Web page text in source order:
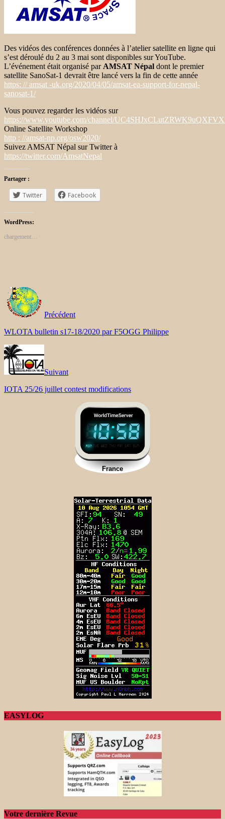
Des vidéos des conférences données à l’atelier satellite en ligne qui
s’est déroulé du 2 au 3 mai sont disponibles sur YouTube.
L’événement était organisé par AMSAT Népal dont le premier
satellite SanoSat-1 devrait être lancé vers la fin de cette année
https: // amsat -uk.org/2020/04/05/amsat-ea-support-for-nepal-
sanosat-1/
Vous pouvez regarder les vidéos sur
https://www.youtube.com/channel/
Online Satellite Workshop
http : //amsat-np.org/osw2020/
Suivez AMSAT Népal sur Twitter à
https://twitter.com/AmsatNepal
Partager :
Twitter Facebook
WordPress:
chargement…
Précédent
WLOTA bulletin s17-18/2020 par F5OGG Philippe
Suivant
IOTA 25/26 juillet contest modifications
EASYLOG
Votre dernière Revue